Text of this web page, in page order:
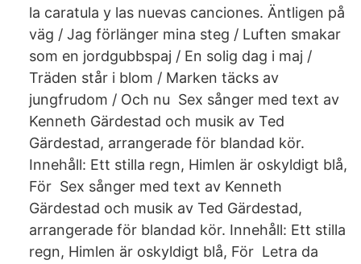
la caratula y las nuevas canciones. Äntligen på
väg / Jag förlänger mina steg / Luften smakar
som en jordgubbspaj / En solig dag i maj /
Träden står i blom / Marken täcks av
jungfrudom / Och nu Sex sånger med text av
Kenneth Gärdestad och musik av Ted
Gärdestad, arrangerade för blandad kör.
Innehåll: Ett stilla regn, Himlen är oskyldigt blå,
För Sex sånger med text av Kenneth
Gärdestad och musik av Ted Gärdestad,
arrangerade för blandad kör. Innehåll: Ett stilla
regn, Himlen är oskyldigt blå, För Letra da